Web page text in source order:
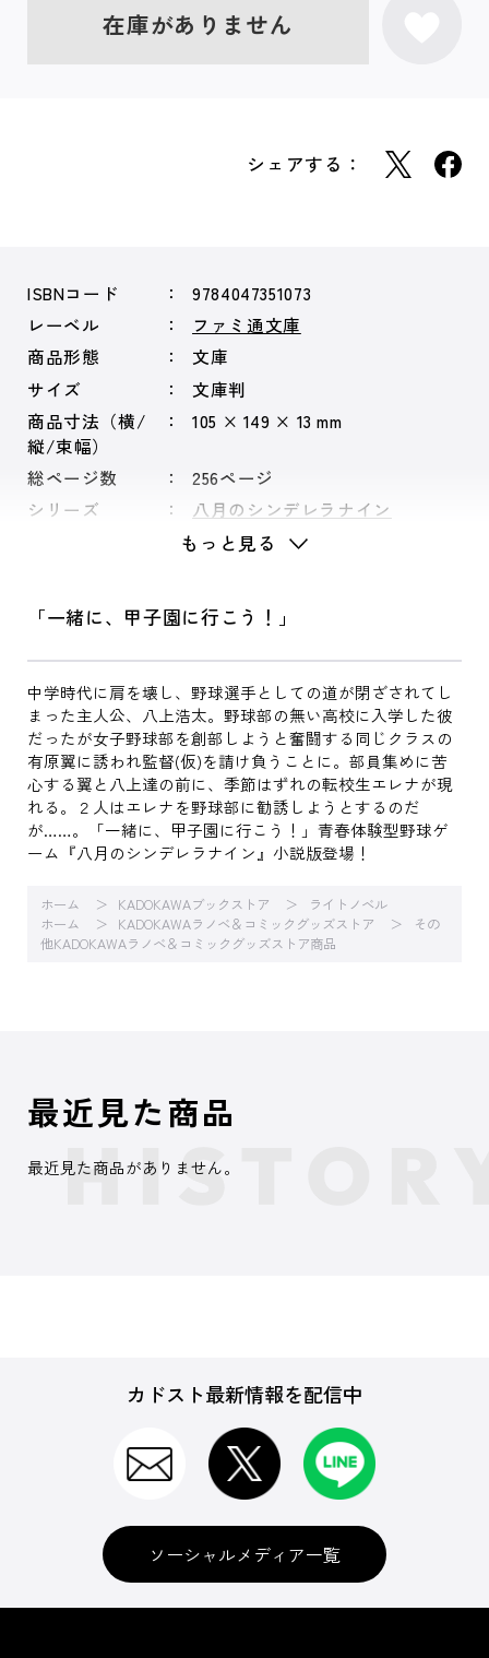
在庫がありません
シェアする：
ISBNコード
9784047351073
レーベル
ファミ通文庫
商品形態
文庫
サイズ
文庫判
商品寸法（横/
縦/束幅）
105 × 149 × 13 mm
総ページ数
256ページ
シリーズ
八月のシンデレラナイン
もっと見る
「一緒に、甲子園に行こう！」
中学時代に肩を壊し、野球選手としての道が閉ざされてし
まった主人公、八上浩太。野球部の無い高校に入学した彼
だったが女子野球部を創部しようと奮闘する同じクラスの
有原翼に誘われ監督(仮)を請け負うことに。部員集めに苦
心する翼と八上達の前に、季節はずれの転校生エレナが現
れる。２人はエレナを野球部に勧誘しようとするのだ
が……。「一緒に、甲子園に行こう！」青春体験型野球ゲ
ーム『八月のシンデレラナイン』小説版登場！
ホーム KADOKAWAブックストア
ライトノベル
ホーム
KADOKAWAラノベ＆コミックグッズストア
その
他KADOKAWAラノベ＆コミックグッズストア商品
最近見た商品
最近見た商品がありません。
カドスト最新情報を配信中
ソーシャルメディア一覧